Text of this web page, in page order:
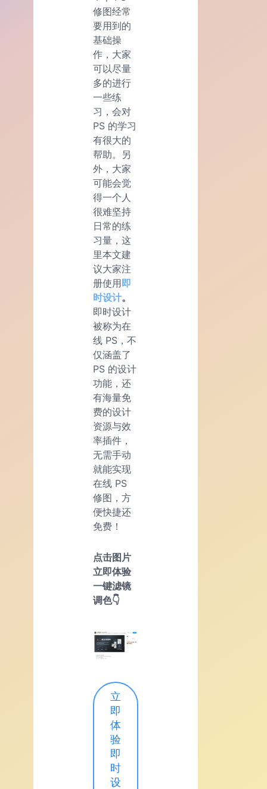
修图经常
要用到的
基础操
作，大家
可以尽量
多的进行
一些练
习，会对
PS 的学习
有很大的
帮助。另
外，大家
可能会觉
得一个人
很难坚持
日常的练
习量，这
里本文建
议大家注
册使用即
时设计。
即时设计
被称为在
线 PS，不
仅涵盖了
PS 的设计
功能，还
有海量免
费的设计
资源与效
率插件，
无需手动
就能实现
在线 PS
修图，方
便快捷还
免费！
点击图片
立即体验
一键滤镜
调色👇
立
即
体
验
即
时
设